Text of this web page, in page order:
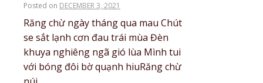
Posted on DECEMBER 3, 2021
Răng chừ ngày tháng qua mau Chút
se sắt lạnh cơn đau trái mùa Đèn
khuya nghiêng ngã gió lùa Mình tui
với bóng đôi bờ quạnh hiuRăng chừ